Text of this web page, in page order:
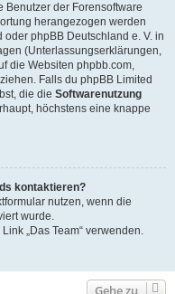
Benutzer der Forensoftware
herangezogen werden
phpBB Deutschland e. V. in
(Unterlassungserklärungen,
die Websiten phpbb.com,
Falls du phpBB Limited
die die Softwarenutzung
höchstens eine knappe
kontaktieren?
nutzen, wenn die
wurde.
„Das Team“ verwenden.
Gehe zu